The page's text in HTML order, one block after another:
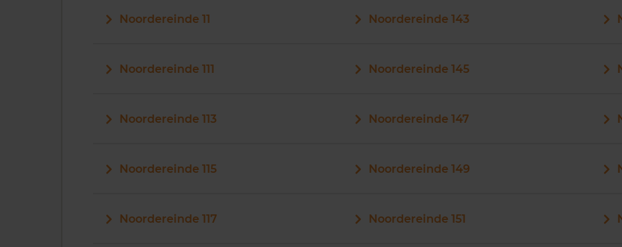
Noordereinde 11
Noordereinde 111
Noordereinde 113
Noordereinde 115
Noordereinde 117
Noordereinde 143
Noordereinde 145
Noordereinde 147
Noordereinde 149
Noordereinde 151